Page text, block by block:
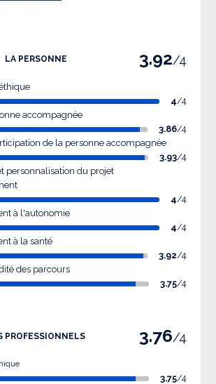
LA PERSONNE 3.92/4
4/4
accompagnée
3.86/4
de la personne accompagnée
3.93/4
personnalisation du projet
4/4
à l'autonomie
4/4
à la santé
3.92/4
des parcours
3.75/4
PROFESSIONNELS 3.76/4
3.75/4